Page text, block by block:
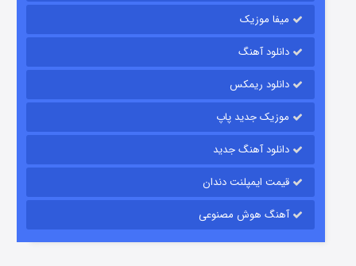
رویایی برای تو
قسمت
میفا موزیک
دانلود آهنگ
دانلود ریمکس
موزیک جدید پاپ
دانلود آهنگ جدید
قیمت ایمپلنت دندان
آهنگ هوش مصنوعی